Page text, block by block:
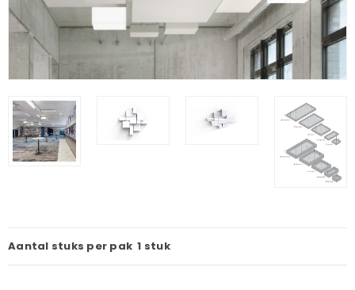
Aantal stuks per pak 1 stuk